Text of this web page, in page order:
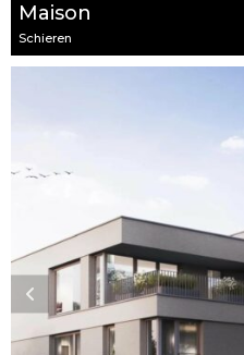
Maison
Schieren